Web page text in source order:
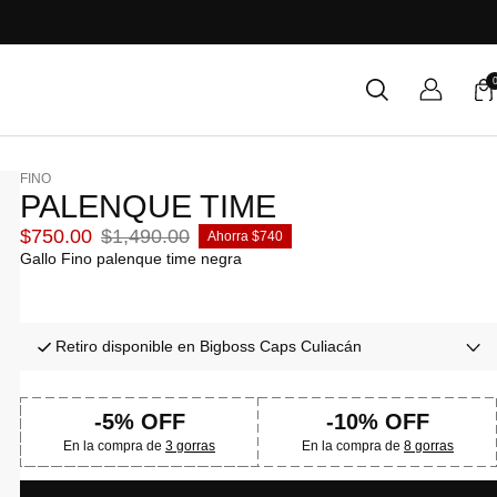
0
FINO
PALENQUE TIME
Precio
de
$750.00 Precio
normal
$1,490.00 Ahorra $740
Gallo Fino palenque time negra
Retiro disponible en Bigboss Caps Culiacán
-5% OFF
En la compra de 3 gorras
-10% OFF
En la compra de 8 gorras